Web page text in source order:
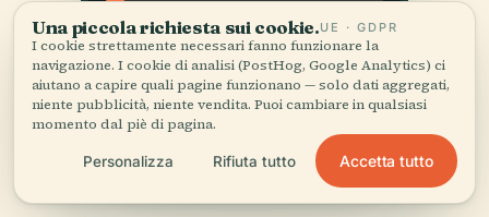
Una piccola richiesta sui cookie.UE · GDPR
I cookie strettamente necessari fanno funzionare la
navigazione. I cookie di analisi (PostHog, Google Analytics) ci
aiutano a capire quali pagine funzionano — solo dati aggregati,
niente pubblicità, niente vendita. Puoi cambiare in qualsiasi
momento dal piè di pagina.
Personalizza Rifiuta tutto Accetta tutto